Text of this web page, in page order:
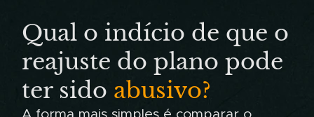
Qual o indício de que o
reajuste do plano pode
ter sido abusivo?
A forma mais simples é comparar o